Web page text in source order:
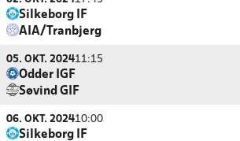
Silkeborg IF
AIA/Tranbjerg
05. OKT. 202411:15
Odder IGF
Søvind GIF
06. OKT. 202410:00
Silkeborg IF